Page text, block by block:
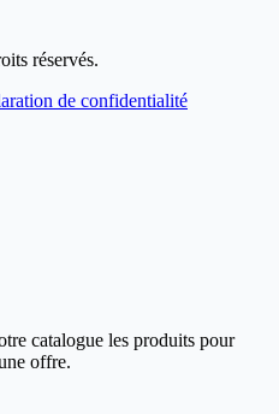
réservés.
de confidentialité
catalogue les produits pour
offre.